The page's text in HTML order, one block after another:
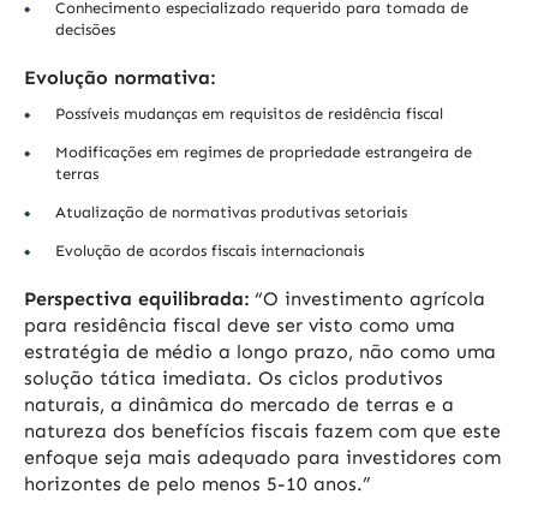
Conhecimento especializado requerido para tomada de
decisões
Evolução normativa:
Possíveis mudanças em requisitos de residência fiscal
Modificações em regimes de propriedade estrangeira de
terras
Atualização de normativas produtivas setoriais
Evolução de acordos fiscais internacionais
Perspectiva equilibrada: “O investimento agrícola
para residência fiscal deve ser visto como uma
estratégia de médio a longo prazo, não como uma
solução tática imediata. Os ciclos produtivos
naturais, a dinâmica do mercado de terras e a
natureza dos benefícios fiscais fazem com que este
enfoque seja mais adequado para investidores com
horizontes de pelo menos 5-10 anos.”